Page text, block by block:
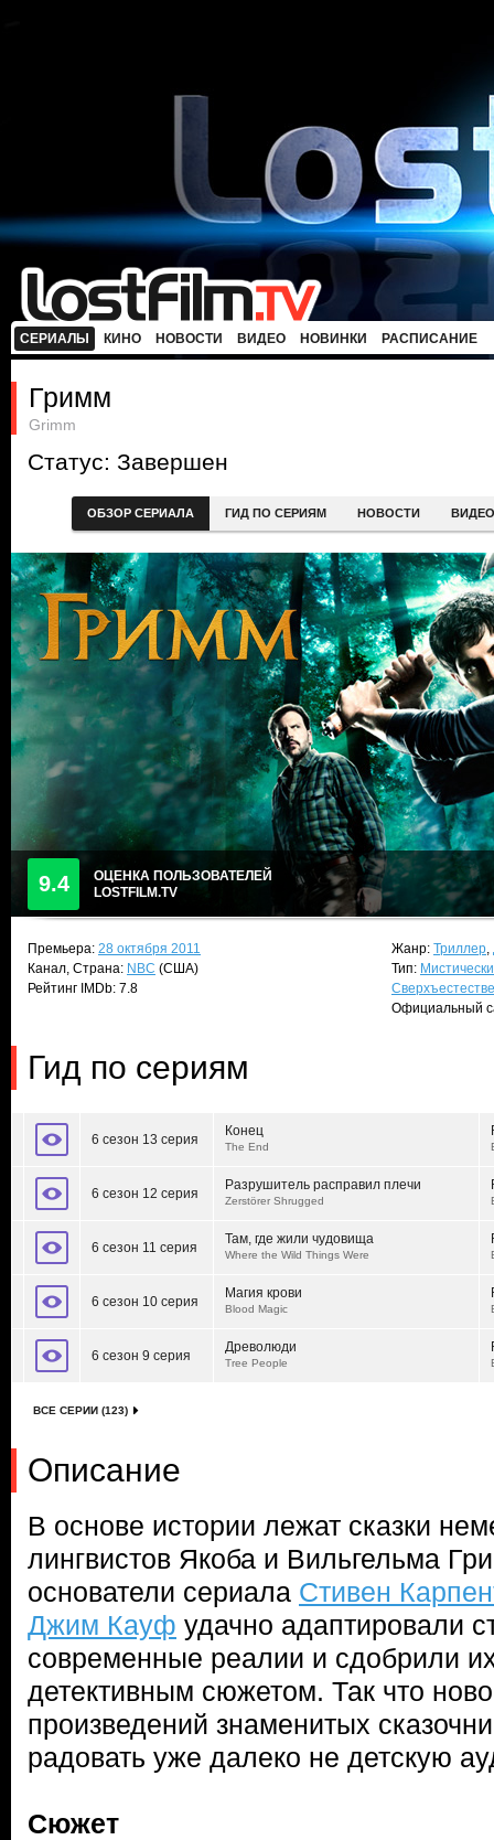
СЕРИАЛЫ КИНО НОВОСТИ ВИДЕО НОВИНКИ РАСПИСАНИЕ
Гримм
Grimm
Статус: Завершен
ОБЗОР СЕРИАЛА ГИД ПО СЕРИЯМ НОВОСТИ ВИДЕО
9.4
ОЦЕНКА ПОЛЬЗОВАТЕЛЕЙ
LOSTFILM.TV
Премьера: 28 октября 2011
Канал, Страна: NBC (США)
Рейтинг IMDb: 7.8
Жанр: Триллер,
Тип:
Официальный
Гид по сериям
6 сезон 13 серия
Конец
The End
6 сезон 12 серия
Разрушитель расправил плечи
Zerstörer Shrugged
6 сезон 11 серия
Там, где жили чудовища
Where the Wild Things Were
6 сезон 10 серия
Магия крови
Blood Magic
6 сезон 9 серия
Древолюди
Tree People
ВСЕ СЕРИИ (123)
Описание
В основе истории лежат сказки
лингвистов Якоба и Вильгельма
основатели сериала Стивен
Джим Кауф удачно адаптировали
современные реалии и сдобрили
детективным сюжетом. Так что
произведений знаменитых
радовать уже далеко не детскую
Сюжет